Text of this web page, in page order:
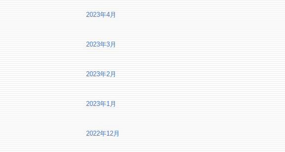
2023年4月
2023年3月
2023年2月
2023年1月
2022年12月